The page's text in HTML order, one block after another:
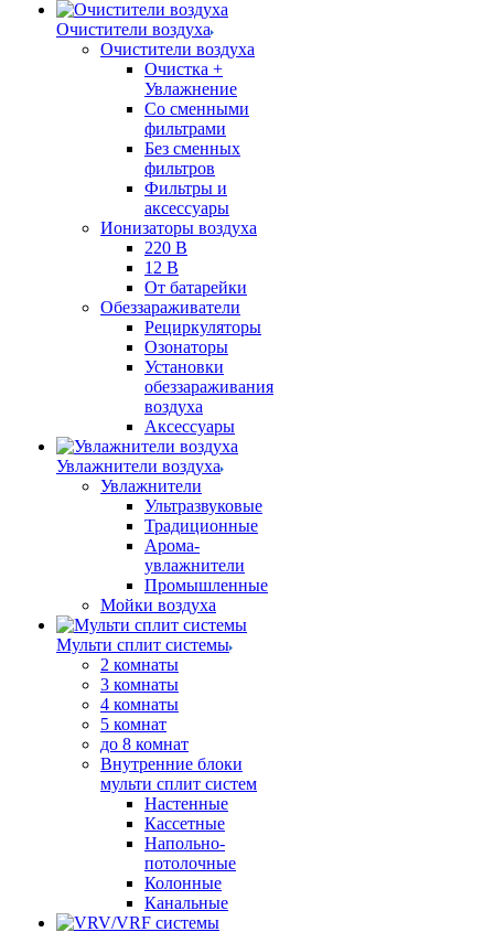
Очистители воздуха
Очистители воздуха
Очистка +
Увлажнение
Cо сменными
фильтрами
Без сменных
фильтров
Фильтры и
аксессуары
Ионизаторы воздуха
220 В
12 В
От батарейки
Обеззараживатели
Рециркуляторы
Озонаторы
Установки
обеззараживания
воздуха
Аксессуары
Увлажнители воздуха
Увлажнители
Ультразвуковые
Традиционные
Арома-
увлажнители
Промышленные
Мойки воздуха
Мульти сплит системы
2 комнаты
3 комнаты
4 комнаты
5 комнат
до 8 комнат
Внутренние блоки
мульти сплит систем
Настенные
Кассетные
Напольно-
потолочные
Колонные
Канальные